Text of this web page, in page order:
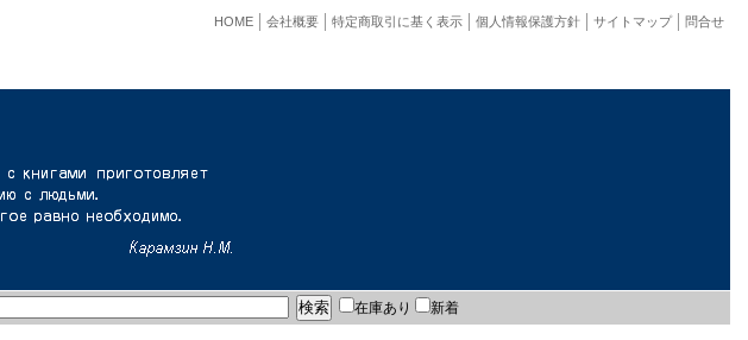
問合せ
サイトマップ
個人情報保護方針
特定商取引に基く表示
会社概要
HOME
在庫あり 新着